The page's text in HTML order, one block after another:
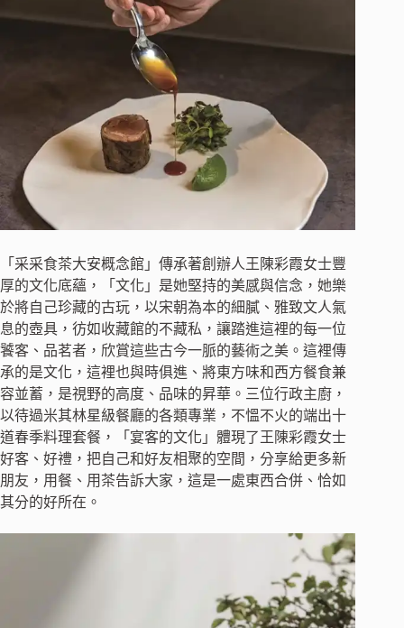
「采采食茶大安概念館」傳承著創辦人王陳彩霞女士豐
厚的文化底蘊，「文化」是她堅持的美感與信念，她樂
於將自己珍藏的古玩，以宋朝為本的細膩、雅致文人氣
息的壺具，彷如收藏館的不藏私，讓踏進這裡的每一位
饕客、品茗者，欣賞這些古今一脈的藝術之美。這裡傳
承的是文化，這裡也與時俱進、將東方味和西方餐食兼
容並蓄，是視野的高度、品味的昇華。三位行政主廚，
以待過米其林星級餐廳的各類專業，不慍不火的端出十
道春季料理套餐，「宴客的文化」體現了王陳彩霞女士
好客、好禮，把自己和好友相聚的空間，分享給更多新
朋友，用餐、用茶告訴大家，這是一處東西合併、恰如
其分的好所在。